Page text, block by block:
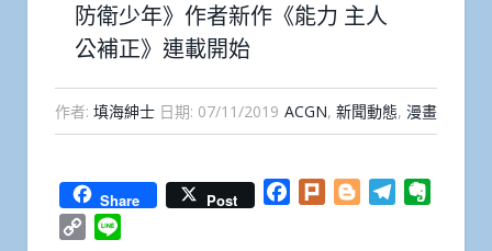
防衛少年》作者新作《能力 主人
公補正》連載開始
作者: 填海紳士 日期: 07/11/2019 ACGN, 新聞動態, 漫畫
Share Post Facebook
Plurk BloggerTelegram
Copy